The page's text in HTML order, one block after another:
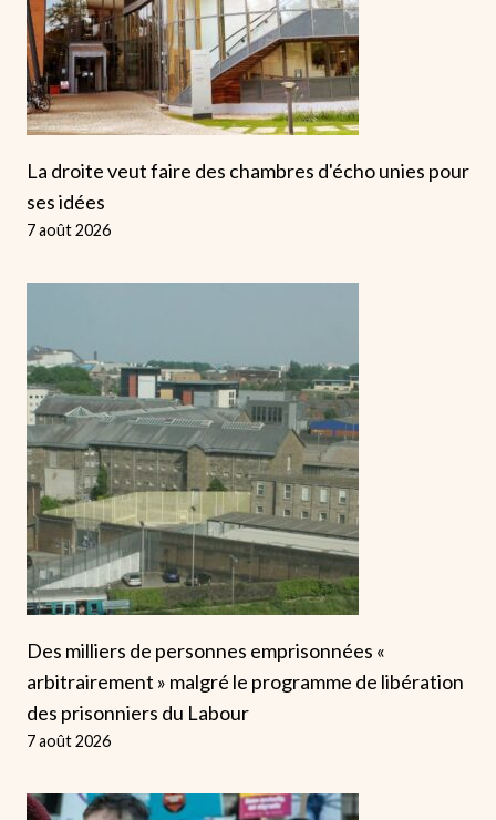
La droite veut faire des chambres d'écho unies pour
ses idées
7 août 2026
Des milliers de personnes emprisonnées «
arbitrairement » malgré le programme de libération
des prisonniers du Labour
7 août 2026